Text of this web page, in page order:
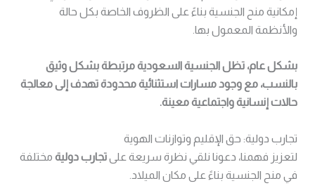
إمكانية منح الجنسية بناءً على الظروف الخاصة بكل حالة
والأنظمة المعمول بها.
بشكل عام، تظل الجنسية السعودية مرتبطة بشكل وثيق
بالنسب، مع وجود مسارات استثنائية محدودة تهدف إلى معالجة
حالات إنسانية واجتماعية معينة.
تجارب دولية: حق الإقليم وتوازنات الهوية
لتعزيز فهمنا، دعونا نلقي نظرة سريعة علىتجارب دوليةمختلفة
في منح الجنسية بناءً على مكان الميلاد.